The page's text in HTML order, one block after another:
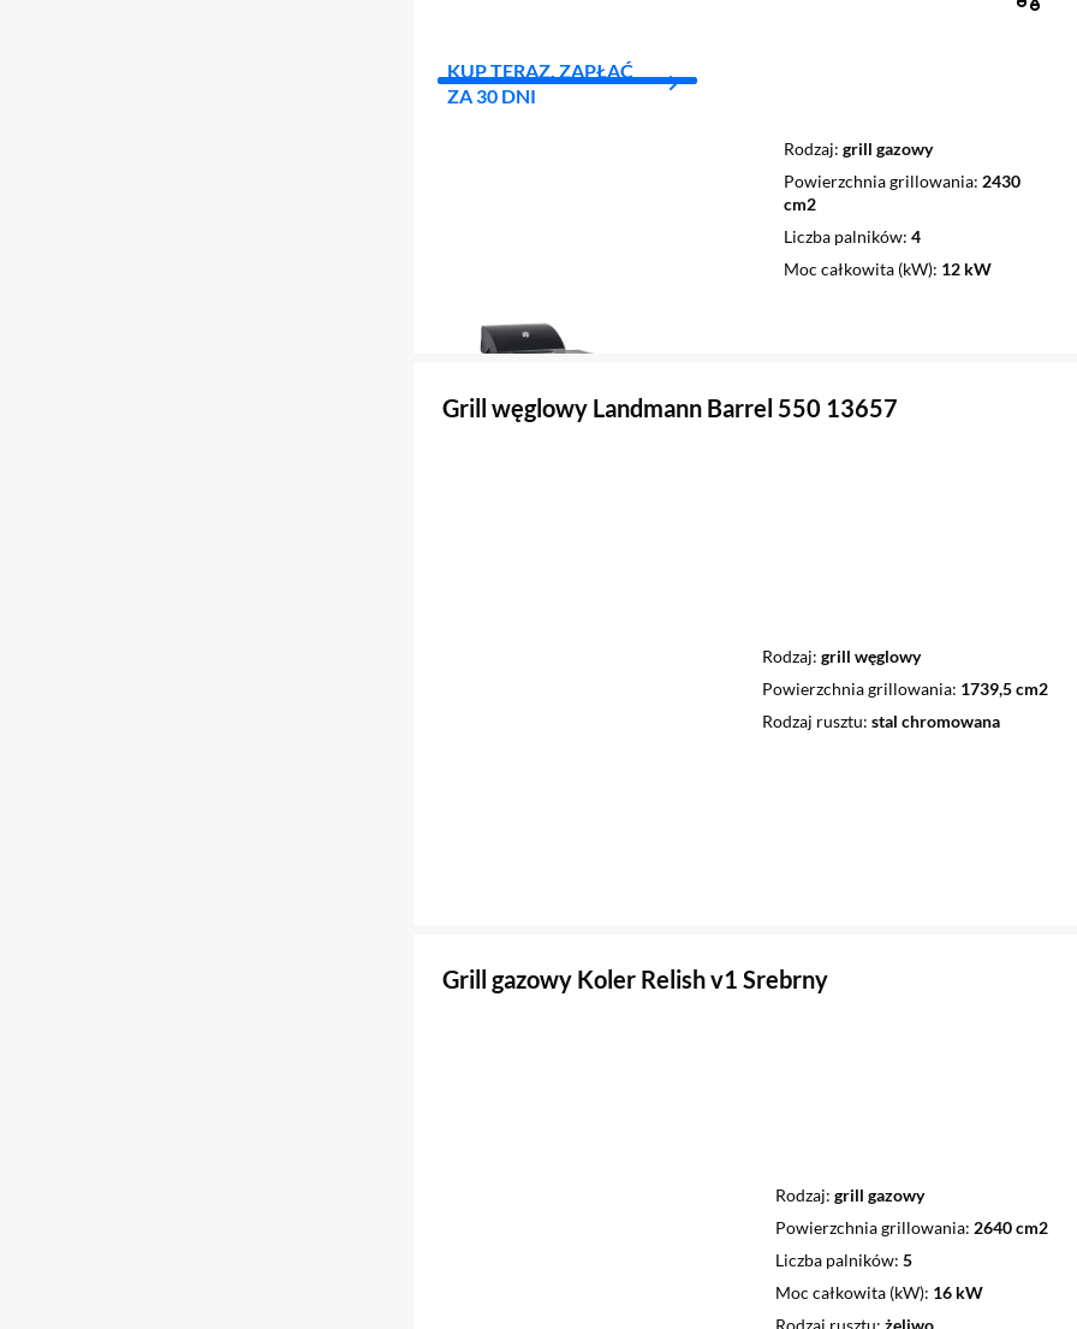
KUP TERAZ, ZAPŁAĆ
ZA 30 DNI
Rodzaj grill gazowy
Powierzchnia grillowania 2430
cm2
Liczba palników 4
Moc całkowita (kW) 12 kW
Grill węglowy Landmann Barrel 550 13657
Rodzaj grill węglowy
Powierzchnia grillowania 1739,5 cm2
Rodzaj rusztu stal chromowana
Grill gazowy Koler Relish v1 Srebrny
Rodzaj grill gazowy
Powierzchnia grillowania 2640 cm2
Liczba palników 5
Moc całkowita (kW) 16 kW
Rodzaj rusztu żeliwo